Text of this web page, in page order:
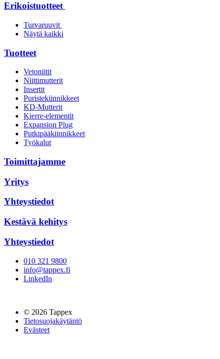
Erikoistuotteet
Turvaruuvit
Näytä kaikki
Tuotteet
Vetoniitit
Niittimutterit
Insertit
Puristekiinnikkeet
KD-Mutterit
Kierre-elementit
Expansion Plug
Putkipääkiinnikkeet
Työkalut
Toimittajamme
Yritys
Yhteystiedot
Kestävä kehitys
Yhteystiedot
010 321 9800
info@tappex.fi
LinkedIn
© 2026 Tappex
Tietosuojakäytäntö
Evästeet